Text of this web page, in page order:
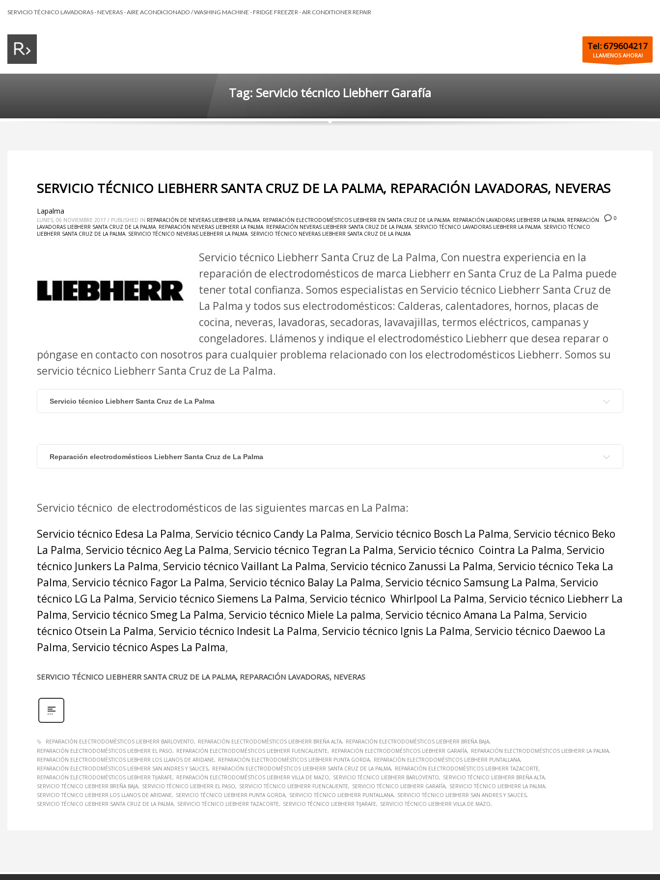
SERVICIO TÉCNICO LAVADORAS - NEVERAS - AIRE ACONDICIONADO / WASHING MACHINE - FRIDGE FREEZER - AIR CONDITIONER REPAIR
Tel: 679604217
LLAMENOS AHORA!
Tag: Servicio técnico Liebherr Garafía
SERVICIO TÉCNICO LIEBHERR SANTA CRUZ DE LA PALMA, REPARACIÓN LAVADORAS, NEVERAS
0
Lapalma
LUNES, 06 NOVIEMBRE 2017 / PUBLISHED IN REPARACIÓN DE NEVERAS LIEBHERR LA PALMA, REPARACIÓN ELECTRODOMÉSTICOS LIEBHERR EN SANTA CRUZ DE LA PALMA, REPARACIÓN LAVADORAS LIEBHERR LA PALMA, REPARACIÓN
LAVADORAS LIEBHERR SANTA CRUZ DE LA PALMA, REPARACIÓN NEVERAS LIEBHERR LA PALMA, REPARACIÓN NEVERAS LIEBHERR SANTA CRUZ DE LA PALMA, SERVICIO TÉCNICO LAVADORAS LIEBHERR LA PALMA, SERVICIO TÉCNICO
LIEBHERR SANTA CRUZ DE LA PALMA, SERVICIO TÉCNICO NEVERAS LIEBHERR LA PALMA, SERVICIO TÉCNICO NEVERAS LIEBHERR SANTA CRUZ DE LA PALMA
Servicio técnico Liebherr Santa Cruz de La Palma, Con nuestra experiencia en la
reparación de electrodomésticos de marca Liebherr en Santa Cruz de La Palma puede
tener total confianza. Somos especialistas en Servicio técnico Liebherr Santa Cruz de
La Palma y todos sus electrodomésticos: Calderas, calentadores, hornos, placas de
cocina, neveras, lavadoras, secadoras, lavavajillas, termos eléctricos, campanas y
congeladores. Llámenos y indique el electrodoméstico Liebherr que desea reparar o
póngase en contacto con nosotros para cualquier problema relacionado con los electrodomésticos Liebherr. Somos su
servicio técnico Liebherr Santa Cruz de La Palma.
Servicio técnico Liebherr Santa Cruz de La Palma
Reparación electrodomésticos Liebherr Santa Cruz de La Palma
Servicio técnico de electrodomésticos de las siguientes marcas en La Palma:
Servicio técnico Edesa La Palma, Servicio técnico Candy La Palma, Servicio técnico Bosch La Palma, Servicio técnico Beko
La Palma, Servicio técnico Aeg La Palma, Servicio técnico Tegran La Palma, Servicio técnico Cointra La Palma, Servicio
técnico Junkers La Palma, Servicio técnico Vaillant La Palma, Servicio técnico Zanussi La Palma, Servicio técnico Teka La
Palma, Servicio técnico Fagor La Palma, Servicio técnico Balay La Palma, Servicio técnico Samsung La Palma, Servicio
técnico LG La Palma, Servicio técnico Siemens La Palma, Servicio técnico Whirlpool La Palma, Servicio técnico Liebherr La
Palma, Servicio técnico Smeg La Palma, Servicio técnico Miele La palma, Servicio técnico Amana La Palma, Servicio
técnico Otsein La Palma, Servicio técnico Indesit La Palma, Servicio técnico Ignis La Palma, Servicio técnico Daewoo La
Palma, Servicio técnico Aspes La Palma,
SERVICIO TÉCNICO LIEBHERR SANTA CRUZ DE LA PALMA, REPARACIÓN LAVADORAS, NEVERAS
REPARACIÓN ELECTRODOMÉSTICOS LIEBHERR BARLOVENTO REPARACIÓN ELECTRODOMÉSTICOS LIEBHERR BREÑA ALTA
REPARACIÓN ELECTRODOMÉSTICOS LIEBHERR BREÑA BAJA
REPARACIÓN ELECTRODOMÉSTICOS LIEBHERR EL PASO
REPARACIÓN ELECTRODOMÉSTICOS LIEBHERR FUENCALIENTE REPARACIÓN ELECTRODOMÉSTICOS LIEBHERR GARAFÍA
REPARACIÓN ELECTRODOMÉSTICOS LIEBHERR LA PALMA
REPARACIÓN ELECTRODOMÉSTICOS LIEBHERR LOS LLANOS DE ARIDANE
REPARACIÓN ELECTRODOMÉSTICOS LIEBHERR PUNTA GORDA
REPARACIÓN ELECTRODOMÉSTICOS LIEBHERR PUNTALLANA
REPARACIÓN ELECTRODOMÉSTICOS LIEBHERR SAN ANDRES Y SAUCES
REPARACIÓN ELECTRODOMÉSTICOS LIEBHERR SANTA CRUZ DE LA PALMA
REPARACIÓN ELECTRODOMÉSTICOS LIEBHERR TAZACORTE
REPARACIÓN ELECTRODOMÉSTICOS LIEBHERR TIJARAFE
REPARACIÓN ELECTRODOMÉSTICOS LIEBHERR VILLA DE MAZO SERVICIO TÉCNICO LIEBHERR BARLOVENTO
SERVICIO TÉCNICO LIEBHERR BREÑA ALTA
SERVICIO TÉCNICO LIEBHERR BREÑA BAJA
SERVICIO TÉCNICO LIEBHERR EL PASO SERVICIO TÉCNICO LIEBHERR FUENCALIENTE SERVICIO TÉCNICO LIEBHERR GARAFÍA
SERVICIO TÉCNICO LIEBHERR LA PALMA
SERVICIO TÉCNICO LIEBHERR LOS LLANOS DE ARIDANE
SERVICIO TÉCNICO LIEBHERR PUNTA GORDA SERVICIO TÉCNICO LIEBHERR PUNTALLANA
SERVICIO TÉCNICO LIEBHERR SAN ANDRES Y SAUCES
SERVICIO TÉCNICO LIEBHERR SANTA CRUZ DE LA PALMA
SERVICIO TÉCNICO LIEBHERR TAZACORTE SERVICIO TÉCNICO LIEBHERR TIJARAFE SERVICIO TÉCNICO LIEBHERR VILLA DE MAZO